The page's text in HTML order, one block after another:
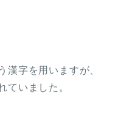
漢字を用いますが、
ていました。